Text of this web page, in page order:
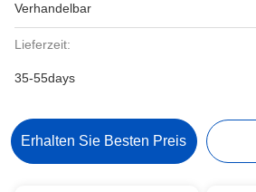
Verhandelbar
Lieferzeit:
35-55days
Erhalten Sie Besten Preis